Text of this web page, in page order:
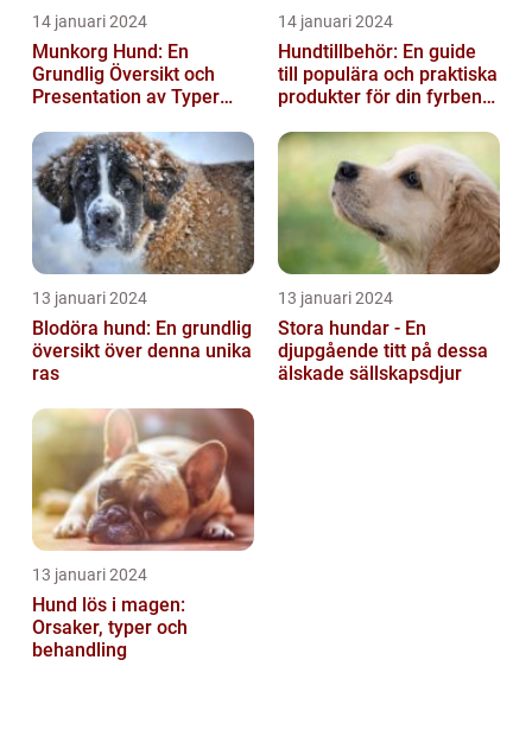
14 januari 2024
Munkorg Hund: En
Grundlig Översikt och
Presentation av Typer
14 januari 2024
Hundtillbehör: En guide
till populära och praktiska
produkter för din fyrbenta
13 januari 2024
Blodöra hund: En grundlig
översikt över denna unika
ras
13 januari 2024
Stora hundar - En
djupgående titt på dessa
älskade sällskapsdjur
13 januari 2024
Hund lös i magen:
Orsaker, typer och
behandling